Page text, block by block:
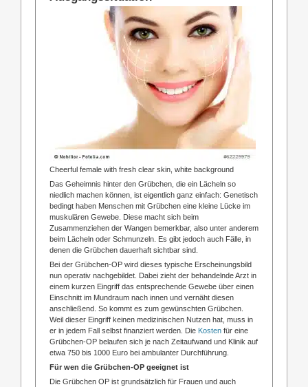
Cheerful female with fresh clear skin, white background
Das Geheimnis hinter den Grübchen, die ein Lächeln so
niedlich machen können, ist eigentlich ganz einfach: Genetisch
bedingt haben Menschen mit Grübchen eine kleine Lücke im
muskulären Gewebe. Diese macht sich beim
Zusammenziehen der Wangen bemerkbar, also unter anderem
beim Lächeln oder Schmunzeln. Es gibt jedoch auch Fälle, in
denen die Grübchen dauerhaft sichtbar sind.
Bei der Grübchen-OP wird dieses typische Erscheinungsbild
nun operativ nachgebildet. Dabei zieht der behandelnde Arzt in
einem kurzen Eingriff das entsprechende Gewebe über einen
Einschnitt im Mundraum nach innen und vernäht diesen
anschließend. So kommt es zum gewünschten Grübchen.
Weil dieser Eingriff keinen medizinischen Nutzen hat, muss in
er in jedem Fall selbst finanziert werden. Die Kostenfür eine
Grübchen-OP belaufen sich je nach Zeitaufwand und Klinik auf
etwa 750 bis 1000 Euro bei ambulanter Durchführung.
Für wen die Grübchen-OP geeignet ist
Die Grübchen OP ist grundsätzlich für Frauen und auch